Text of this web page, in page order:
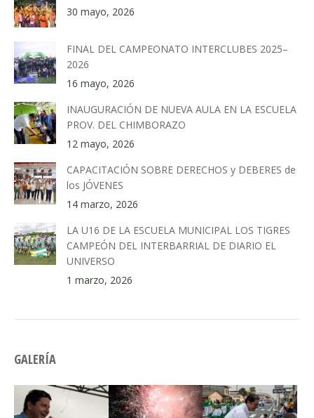
30 mayo, 2026
FINAL DEL CAMPEONATO INTERCLUBES 2025–
2026
16 mayo, 2026
INAUGURACIÓN DE NUEVA AULA EN LA ESCUELA
PROV. DEL CHIMBORAZO
12 mayo, 2026
CAPACITACIÓN SOBRE DERECHOS y DEBERES de
los JÓVENES
14 marzo, 2026
LA U16 DE LA ESCUELA MUNICIPAL LOS TIGRES
CAMPEÓN DEL INTERBARRIAL DE DIARIO EL
UNIVERSO
1 marzo, 2026
GALERÍA